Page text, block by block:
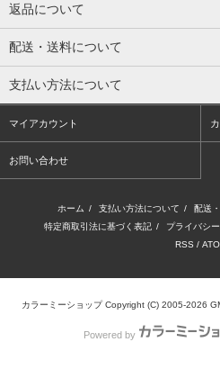
返品について
配送・送料について
支払い方法について
マイアカウント
お問い合わせ
ホーム / 支払い方法について / 配送
特定商取引法に基づく表記 / プライバシ
RSS /
カラーミーショップCopyright (C) 2005-2026
Powered by